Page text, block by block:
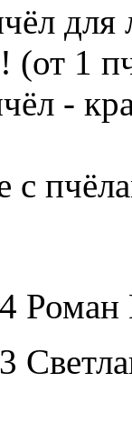
для
1
-
с